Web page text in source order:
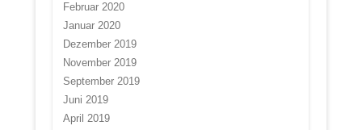
Februar 2020
Januar 2020
Dezember 2019
November 2019
September 2019
Juni 2019
April 2019